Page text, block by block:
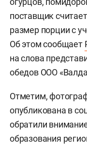
поставщик
размер порции с
Об этом сообщает
на слова
обедов ООО
Отметим,
опубликована в
обратили
образования